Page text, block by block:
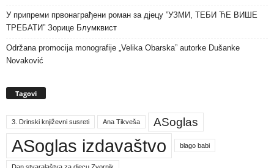
У припреми првонаграђени роман за дјецу ”УЗМИ, ТЕБИ ЋЕ ВИШЕ
ТРЕБАТИ” Зорице Блумквист
Održana promocija monografije „Velika Obarska” autorke Dušanke
Novaković
Tagovi
3. Drinski književni susreti Ana Tikveša ASoglas
ASoglas izdavaštvo blago babi